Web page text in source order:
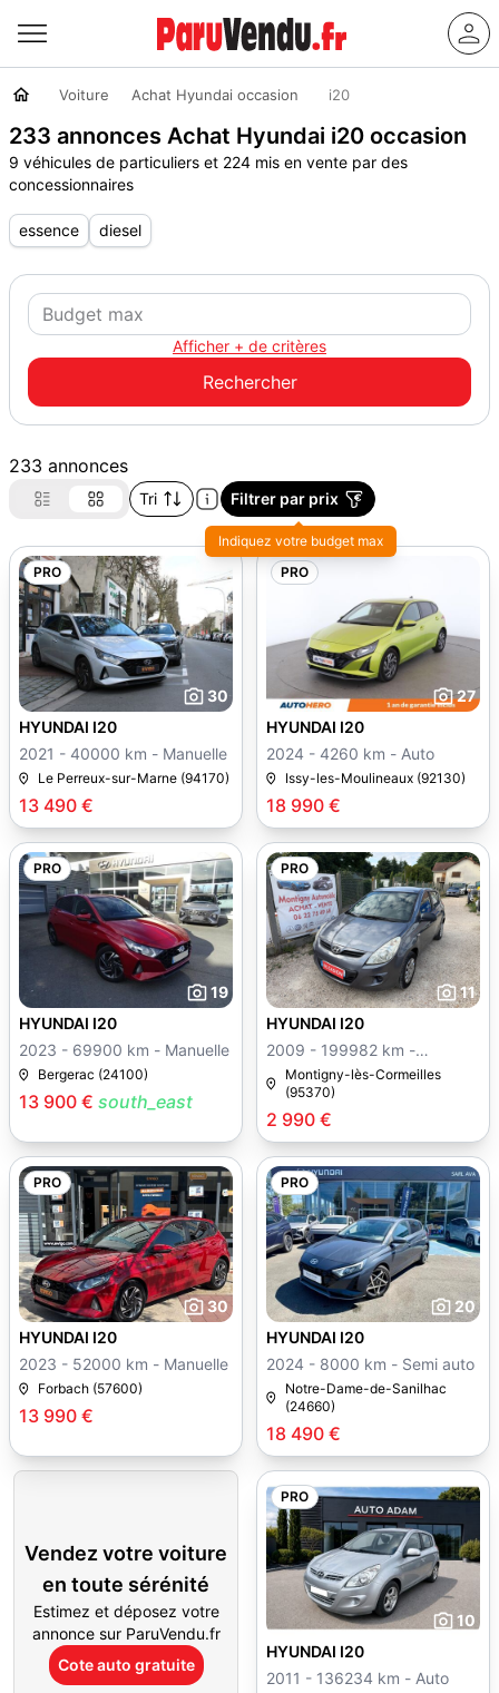
Voiture Achat Hyundai occasion i20
233 annonces Achat Hyundai i20 occasion
9 véhicules de particuliers et 224 mis en vente par des
concessionnaires
essence diesel
Afficher + de critères
233 annonces
Tri Filtrer par prix
Indiquez votre budget max
PRO
30
13 490 €
HYUNDAI I20
2021 - 40000 km - Manuelle
Le Perreux-sur-Marne (94170)
PRO
27
18 990 €
HYUNDAI I20
2024 - 4260 km - Auto
Issy-les-Moulineaux (92130)
PRO
19
13 900 € south_east
HYUNDAI I20
2023 - 69900 km - Manuelle
Bergerac (24100)
PRO
11
2 990 €
HYUNDAI I20
2009 - 199982 km -
Manuelle
Montigny-lès-Cormeilles
(95370)
PRO
30
13 990 €
HYUNDAI I20
2023 - 52000 km - Manuelle
Forbach (57600)
PRO
20
18 490 €
HYUNDAI I20
2024 - 8000 km - Semi auto
Notre-Dame-de-Sanilhac
(24660)
Vendez votre voiture
en toute sérénité
Estimez et déposez votre
annonce sur ParuVendu.fr
Cote auto gratuite
PRO
10
HYUNDAI I20
2011 - 136234 km - Auto